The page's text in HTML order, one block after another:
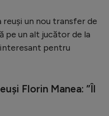
reuși un nou transfer de
pe un alt jucător de la
pentru
Florin Manea: ”Îl